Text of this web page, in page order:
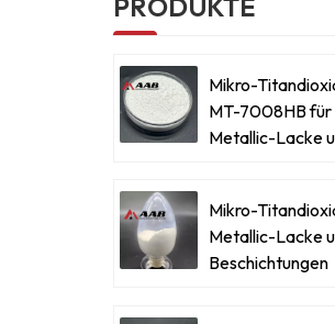
Mikro-
MT-7008HB für
Metallic-Lacke
Mikro-
Metallic-Lacke
Beschichtungen